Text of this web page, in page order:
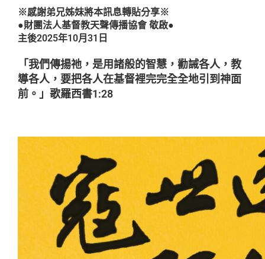
※感謝弟兄姊妹將本訊息轉貼分享※
●財團法人基督教天聲傳播協會 敬啟●
主後2025年10月31日
「我們傳揚祂，是用諸般的智慧，勸誡各人，教
導各人，要把各人在基督裡完完全全地引到神面
前。」歌羅西書1:28